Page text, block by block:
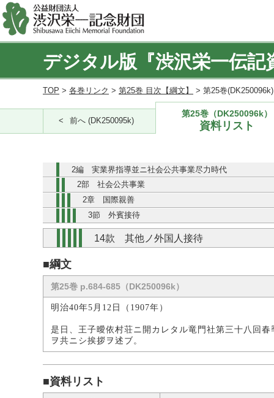
デジタル版『渋沢栄一伝記
TOP > 各巻リンク > 第25巻 目次【綱文】 > 第25巻
前へ (DK250095k)
第25巻（DK250096k）
資料リスト
2編 実業界指導並ニ社会公共事業尽力時代
2部 社会公共事業
2章 国際親善
3節 外賓接待
14款 其他ノ外国人接待
■綱文
第25巻 p.684-685（DK250096k）
明治40年5月12日（1907年）
是日、王子曖依村荘ニ開カレタル竜門社第三十八回
ヲ共ニシ挨拶ヲ述ブ。
■資料リスト